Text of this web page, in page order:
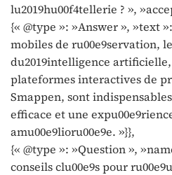
lu2019hu00f4tellerie ? »,
{« @type »: »Answer », »text
mobiles de ru00e9servation,
du2019intelligence
plateformes interactives de
Smappen, sont
efficace et une
amu00e9lioru00e9e. »}},
{« @type »: »Question »,
conseils clu00e9s pour